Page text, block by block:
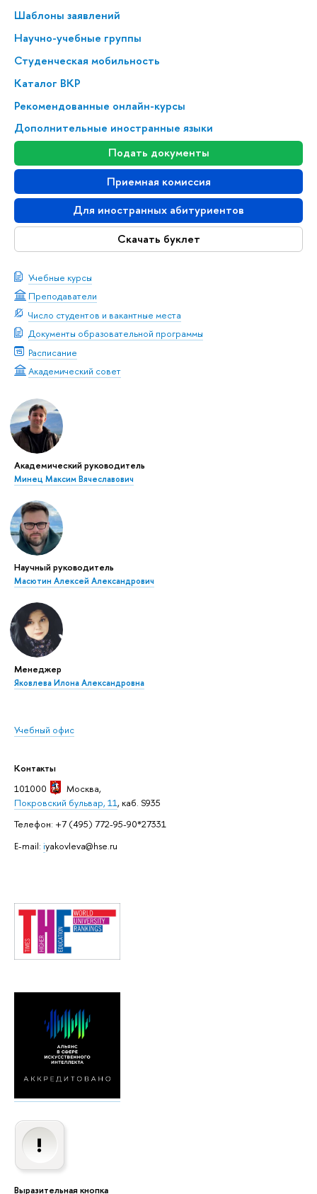
Шаблоны заявлений
Научно-учебные группы
Студенческая мобильность
Каталог ВКР
Рекомендованные онлайн-курсы
Дополнительные иностранные языки
Подать документы
Приемная комиссия
Для иностранных абитуриентов
Скачать буклет
Учебные курсы
Преподаватели
Число студентов и вакантные места
Документы образовательной программы
Расписание
Академический совет
Академический руководитель
Минец Максим Вячеславович
Научный руководитель
Масютин Алексей Александрович
Менеджер
Яковлева Илона Александровна
Учебный офис
Контакты
101000
Москва,
Покровский бульвар, 11, каб. S935
Телефон: +7 (495) 772-95-90*27331
E-mail: iyakovleva@hse.ru
Выразительная кнопка